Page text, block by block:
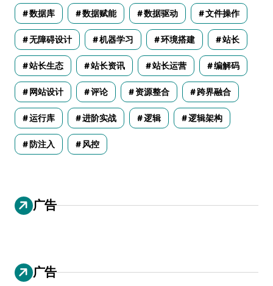
数据库 数据赋能 数据驱动 文件操作
无障碍设计 机器学习 环境搭建 站长
站长生态 站长资讯 站长运营 编解码
网站设计 评论 资源整合 跨界融合
运行库 进阶实战 逻辑 逻辑架构
防注入 风控
广告
广告